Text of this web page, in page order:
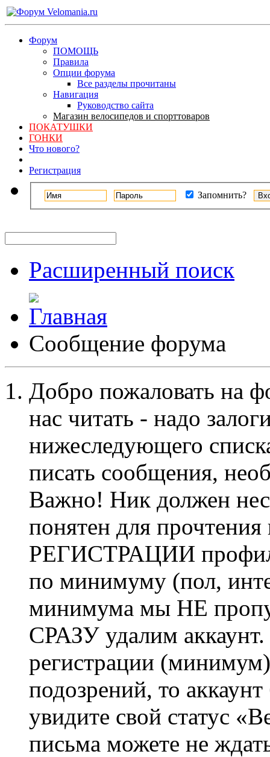
Форум
ПОМОЩЬ
Правила
Опции форума
Все разделы прочитаны
Навигация
Руководство сайта
Магазин велосипедов и спорттоваров
ПОКАТУШКИ
ГОНКИ
Что нового?
Регистрация
Запомнить?
Расширенный поиск
Сообщение форума
Добро пожаловать на
нас читать - надо
нижеследующего
писать сообщения,
Важно! Ник должен
понятен для
РЕГИСТРАЦИИ профиль
по минимуму (пол,
минимума мы НЕ
СРАЗУ удалим
регистрации
подозрений, то
увидите свой статус
письма можете не